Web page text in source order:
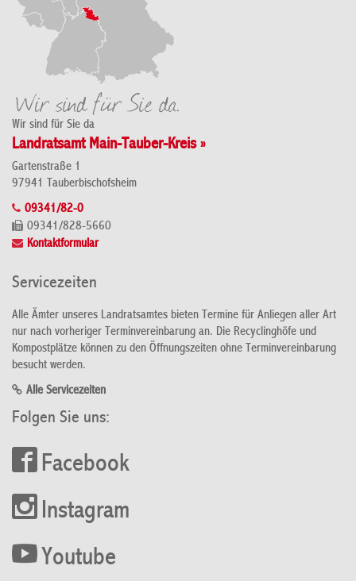
Wir sind für Sie da
Landratsamt Main-Tauber-Kreis »
Gartenstraße 1
97941 Tauberbischofsheim
09341/82-0
09341/828-5660
Kontaktformular
Servicezeiten
Alle Ämter unseres Landratsamtes bieten Termine für Anliegen aller Art
nur nach vorheriger Terminvereinbarung an. Die Recyclinghöfe und
Kompostplätze können zu den Öffnungszeiten ohne Terminvereinbarung
besucht werden.
Alle Servicezeiten
Folgen Sie uns:
Facebook
Instagram
Youtube